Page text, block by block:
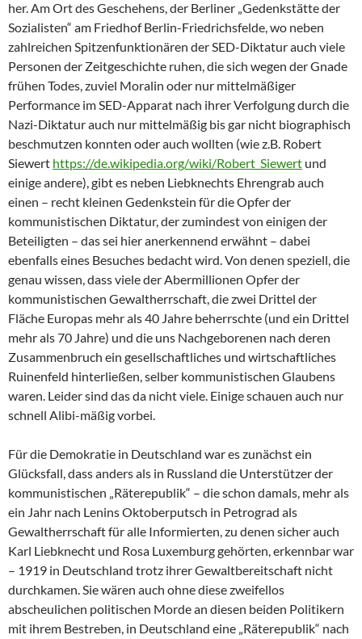
her. Am Ort des Geschehens, der Berliner „Gedenkstätte der
Sozialisten“ am Friedhof Berlin-Friedrichsfelde, wo neben
zahlreichen Spitzenfunktionären der SED-Diktatur auch viele
Personen der Zeitgeschichte ruhen, die sich wegen der Gnade
frühen Todes, zuviel Moralin oder nur mittelmäßiger
Performance im SED-Apparat nach ihrer Verfolgung durch die
Nazi-Diktatur auch nur mittelmäßig bis gar nicht biographisch
beschmutzen konnten oder auch wollten (wie z.B. Robert
Siewert https://de.wikipedia.org/wiki/Robert_Siewert und
einige andere), gibt es neben Liebknechts Ehrengrab auch
einen – recht kleinen Gedenkstein für die Opfer der
kommunistischen Diktatur, der zumindest von einigen der
Beteiligten – das sei hier anerkennend erwähnt – dabei
ebenfalls eines Besuches bedacht wird. Von denen speziell, die
genau wissen, dass viele der Abermillionen Opfer der
kommunistischen Gewaltherrschaft, die zwei Drittel der
Fläche Europas mehr als 40 Jahre beherrschte (und ein Drittel
mehr als 70 Jahre) und die uns Nachgeborenen nach deren
Zusammenbruch ein gesellschaftliches und wirtschaftliches
Ruinenfeld hinterließen, selber kommunistischen Glaubens
waren. Leider sind das da nicht viele. Einige schauen auch nur
schnell Alibi-mäßig vorbei.
Für die Demokratie in Deutschland war es zunächst ein
Glücksfall, dass anders als in Russland die Unterstützer der
kommunistischen „Räterepublik“ – die schon damals, mehr als
ein Jahr nach Lenins Oktoberputsch in Petrograd als
Gewaltherrschaft für alle Informierten, zu denen sicher auch
Karl Liebknecht und Rosa Luxemburg gehörten, erkennbar war
– 1919 in Deutschland trotz ihrer Gewaltbereitschaft nicht
durchkamen. Sie wären auch ohne diese zweifellos
abscheulichen politischen Morde an diesen beiden Politikern
mit ihrem Bestreben, in Deutschland eine „Räterepublik“ nach